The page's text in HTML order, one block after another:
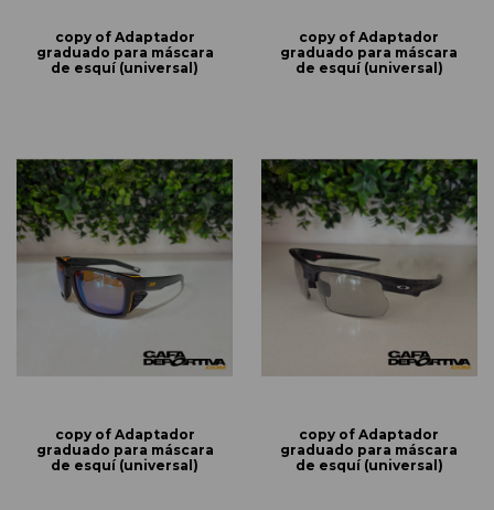
copy of Adaptador
graduado para máscara
de esquí (universal)
copy of Adaptador
graduado para máscara
de esquí (universal)
copy of Adaptador
graduado para máscara
de esquí (universal)
copy of Adaptador
graduado para máscara
de esquí (universal)